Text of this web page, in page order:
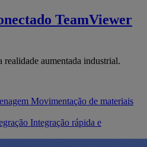
TeamViewer
aumentada industrial.
Movimentação de materiais
Integração rápida e